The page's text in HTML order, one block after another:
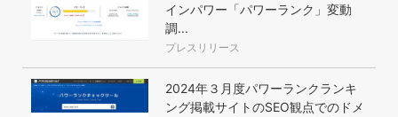
インパワー「パワーランク」変動
調...
プレスリリース
2024年３月度パワーランクランキ
ング掲載サイトのSEO観点でのドメ